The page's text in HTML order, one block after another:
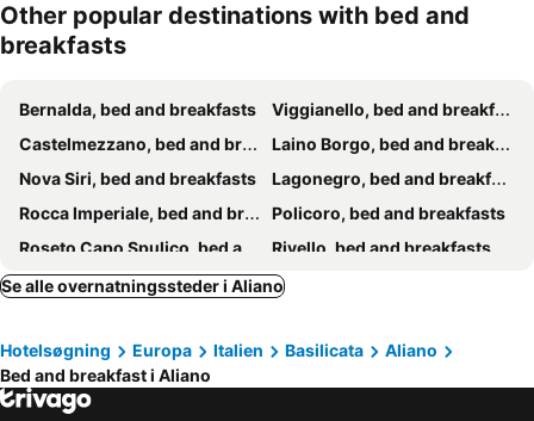
Other popular destinations with bed and
breakfasts
Bernalda, bed and breakfasts
Viggianello, bed and breakfasts
Castelmezzano, bed and breakfasts
Laino Borgo, bed and breakfasts
Nova Siri, bed and breakfasts
Lagonegro, bed and breakfasts
Rocca Imperiale, bed and breakfasts
Policoro, bed and breakfasts
Roseto Capo Spulico, bed and breakfasts
Rivello, bed and breakfasts
Rotondella, bed and breakfasts
Lauria, bed and breakfasts
Padula, bed and breakfasts
Montesano sulla Marcellana, bed and breakfasts
Montalbano Jonico, bed and breakfasts
Pisticci, bed and breakfasts
Se alle overnatningssteder i Aliano
Hotelsøgning Europa Italien Basilicata
Aliano
Bed and breakfast i Aliano